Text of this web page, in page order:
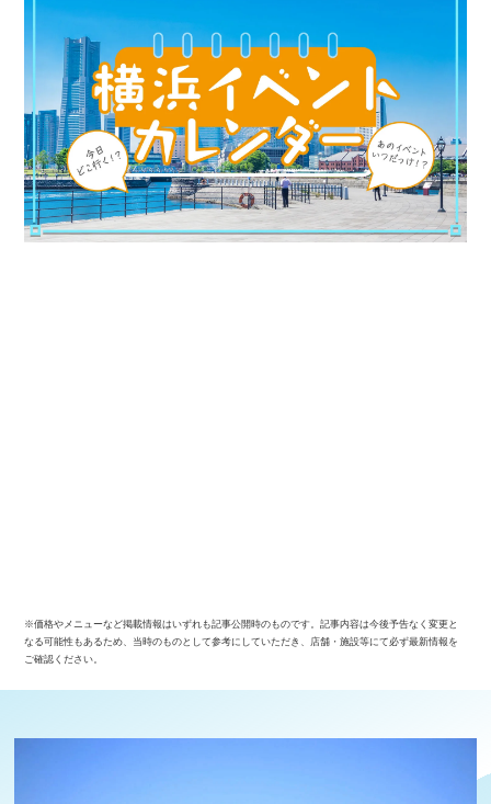
※価格やメニューなど掲載情報はいずれも記事公開時のものです。記事内容は今後予告なく変更と
なる可能性もあるため、当時のものとして参考にしていただき、店舗・施設等にて必ず最新情報を
ご確認ください。